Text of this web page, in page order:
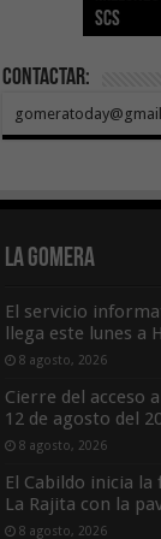
SCS
año
tras
Canarias
Contactar:
La Gomera
El servicio
llega este lunes a
8 agosto, 2026
Cierre del acceso
12 de agosto del
8 agosto, 2026
El Cabildo inicia
La Rajita con la
8 agosto, 2026